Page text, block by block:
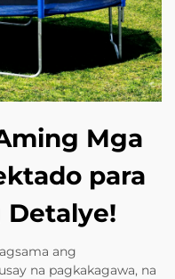
Mga
para
Detalye!
ang
na pagkakagawa, na